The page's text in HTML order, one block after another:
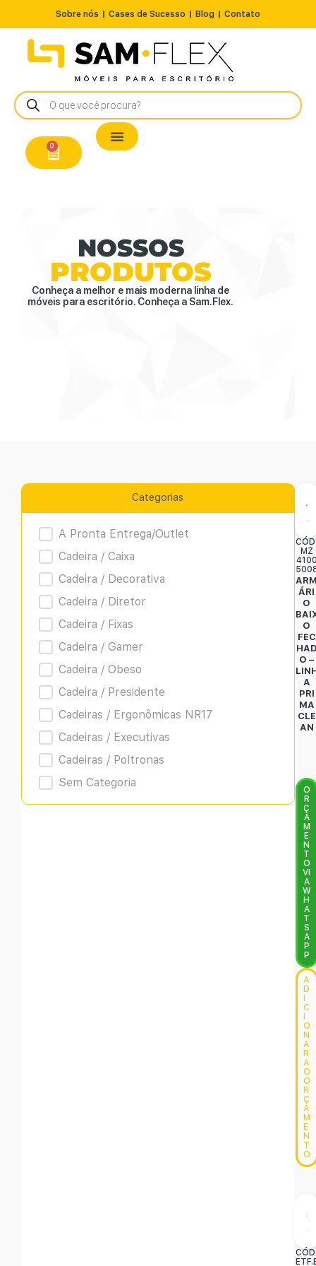
Sobre nós Cases de Sucesso Blog Contato
0
NOSSOS
PRODUTOS
Conheça a melhor e mais moderna linha de
móveis para escritório. Conheça a Sam.Flex.
Categorias
Product Archive
A Pronta Entrega/Outlet
Cadeira / Caixa
Cadeira / Decorativa
Cadeira / Diretor
Cadeira / Fixas
Cadeira / Gamer
Cadeira / Obeso
Cadeira / Presidente
Cadeiras / Ergonômicas NR17
Cadeiras / Executivas
Cadeiras / Poltronas
Sem Categoria
MZ
ÁRI
O
O
FEC
O –
A
PRI
MA
CLE
AN
O
R
Ç
A
M
E
N
T
O
VI
A
W
H
A
T
S
A
P
P
A
D
C
O
N
A
R
A
O
O
R
Ç
A
M
E
N
T
O